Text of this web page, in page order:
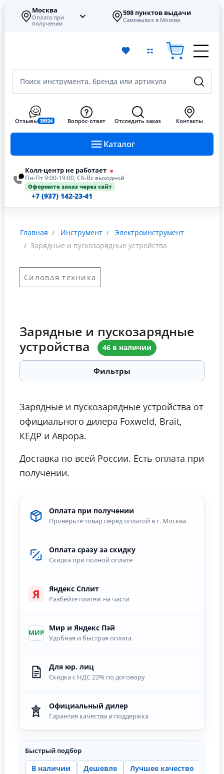
Москва
Оплата при
получении
598 пунктов выдачи
Самовывоз в Москва
Поиск инструмента, бренда или артикула
Каталог
Отзывы 39524 Вопрос-ответ Отследить заказ Контакты
Колл-центр не работает
Пн-Пт 9:00-19:00, Сб-Вс выходной
Оформите заказ через сайт
+7 (937) 142-23-41
Главная Инструмент
Электроинструмент
Зарядные и пускозарядные устройства
Силовая техника
Зарядные и пускозарядные
устройства
46 в наличии
Фильтры
Зарядные и пускозарядные устройства от
официального дилера Foxweld, Brait,
КЕДР и Аврора.
Доставка по всей России. Есть оплата при
получении.
Оплата при получении
Проверьте товар перед оплатой в г. Москва
Оплата сразу за скидку
Скидка при полной оплате
Я Яндекс Сплит
Разбейте платеж на части
МИР
Мир и Яндекс Пэй
Удобная и быстрая оплата
Для юр. лиц
Скидка с НДС 22% по договору
Официальный дилер
Гарантия качества и поддержка
Быстрый подбор
В наличии Дешевле Лучшее качество